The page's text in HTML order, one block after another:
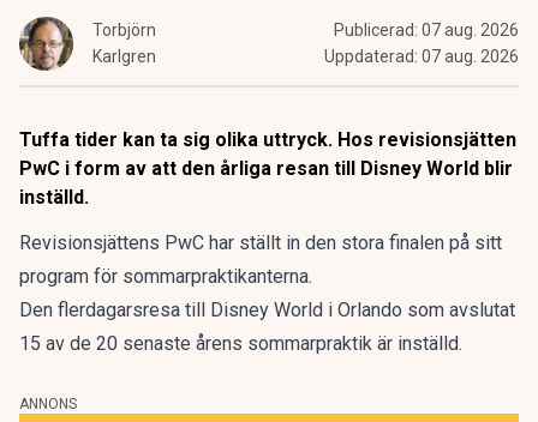
Torbjörn
Karlgren
Publicerad: 07 aug. 2026
Uppdaterad: 07 aug. 2026
Tuffa tider kan ta sig olika uttryck. Hos revisionsjätten
PwC i form av att den årliga resan till Disney World blir
inställd.
Revisionsjättens PwC har ställt in den stora finalen på sitt
program för sommarpraktikanterna.
Den flerdagarsresa till Disney World i Orlando som avslutat
15 av de 20 senaste årens sommarpraktik är inställd.
ANNONS